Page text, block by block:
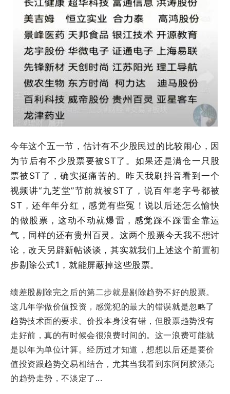
今年这个五一节，估计有不少股民过的比较闹心，因
为节后有不少股票要被ST了。如果还是满仓一只股
票被ST了，确实挺痛苦的。昨天我刷抖音看到一个
视频讲“九芝堂”节前就被ST了，说百年老字号都被
ST，还年年分红，感觉有些冤！说以后还怎么愉快
的做股票，这动不动就爆雷，感觉踩不踩雷全靠运
气，同样的还有贵州百灵。这两个股票今天我不想讨
论，改天另辟新帖谈谈，其实就我们上述这个前置初
步剔除公式1，就能屏蔽掉这些股票。
绩差股剔除完之后的第二步就是剔除趋势不好的股票。
这几年学做价值投资，感觉犯的最大的错误就是忽略了
趋势技术面的要求。价投本身没有错，但股票趋势没有
走好前，真的有时候会很浪费时间的。这一浪费可能就
是以年为单位计算。经历过才知道，想想以后还是要价
值投资跟趋势交易相结合，尤其当我看到东阿阿胶漂亮
的趋势走势，不淡定了...